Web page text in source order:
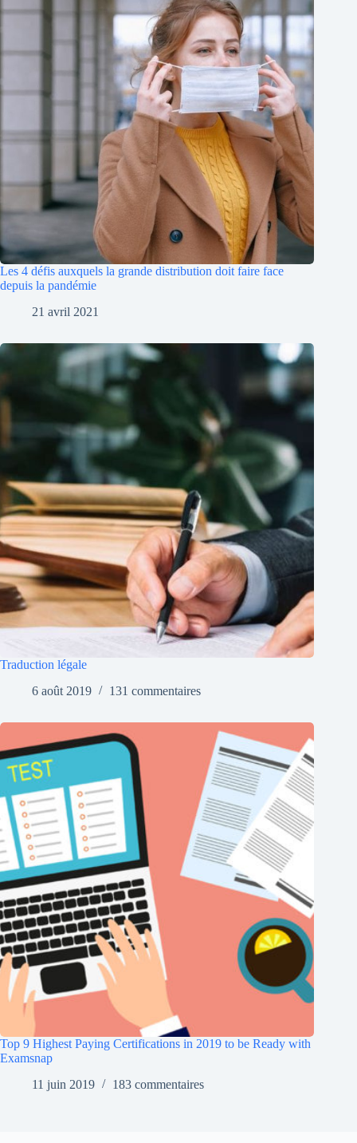
Les 4 défis auxquels la grande distribution doit faire face
depuis la pandémie
21 avril 2021
Traduction légale
6 août 2019
131 commentaires
Top 9 Highest Paying Certifications in 2019 to be Ready with
Examsnap
11 juin 2019
183 commentaires